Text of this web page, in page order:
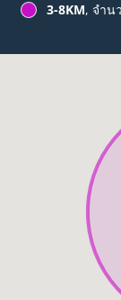
3-8KM, จำน